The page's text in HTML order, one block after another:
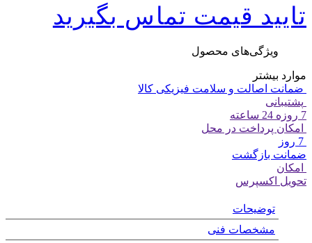
تایید قیمت تماس بگیرید
ویژگی‌های محصول
موارد بیشتر
ضمانت اصالت و سلامت فیزیکی کالا
پشتیبانی
7 روزه 24 ساعته
امکان پرداخت در محل
7 روز
ضمانت بازگشت
امکان
تحویل اکسپرس
توضیحات
مشخصات فنی